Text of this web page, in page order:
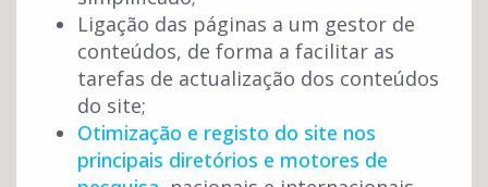
Ligação das páginas a um gestor de
conteúdos, de forma a facilitar as
tarefas de actualização dos conteúdos
do site;
Otimização e registo do site nos
principais diretórios e motores de